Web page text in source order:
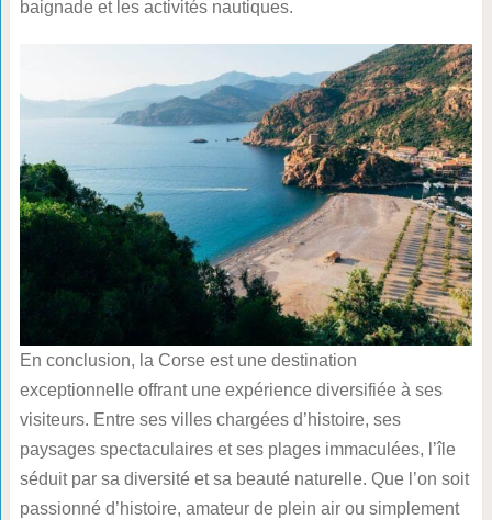
baignade et les activités nautiques.
En conclusion, la Corse est une destination
exceptionnelle offrant une expérience diversifiée à ses
visiteurs. Entre ses villes chargées d’histoire, ses
paysages spectaculaires et ses plages immaculées, l’île
séduit par sa diversité et sa beauté naturelle. Que l’on soit
passionné d’histoire, amateur de plein air ou simplement